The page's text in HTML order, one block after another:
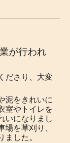
が行われ
ださり、大変
泥をきれいに
室やトイレを
いになりまし
を草刈り、
した。